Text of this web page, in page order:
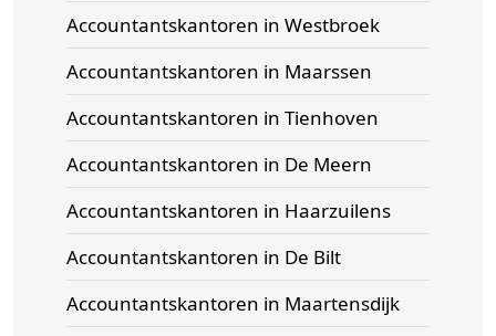
Accountantskantoren in Westbroek
Accountantskantoren in Maarssen
Accountantskantoren in Tienhoven
Accountantskantoren in De Meern
Accountantskantoren in Haarzuilens
Accountantskantoren in De Bilt
Accountantskantoren in Maartensdijk